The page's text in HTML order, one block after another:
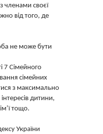
членами своєї
від того, де
не може бути
7 Сімейного
сімейних
з максимально
дитини,
тощо.
України